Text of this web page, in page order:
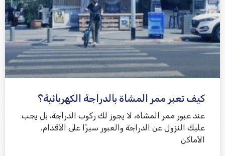
كيف تعبر ممر المشاة بالدراجة الكهربائية؟
عند عبور ممر المشاة، لا يجوز لك ركوب الدراجة، بل يجب
عليك النزول عن الدراجة والعبور سيرًا على الأقدام.
الأماكن